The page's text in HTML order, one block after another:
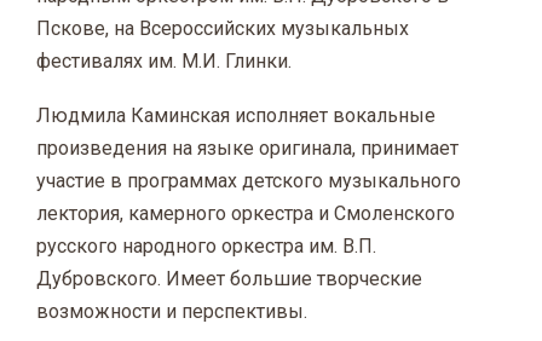
Пскове, на Всероссийских музыкальных
фестивалях им. М.И. Глинки.
Людмила Каминская исполняет вокальные
произведения на языке оригинала, принимает
участие в программах детского музыкального
лектория, камерного оркестра и Смоленского
русского народного оркестра им. В.П.
Дубровского. Имеет большие творческие
возможности и перспективы.